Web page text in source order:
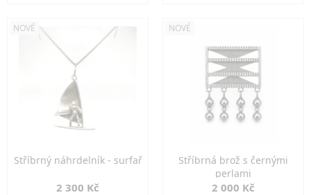
NOVÉ
Stříbrný náhrdelník - surfař
2 300 Kč
NOVÉ
Stříbrná brož s černými
perlami
2 000 Kč